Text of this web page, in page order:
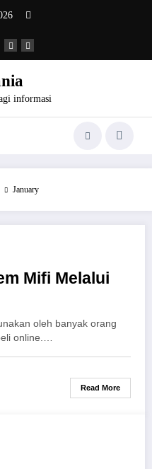
informasi
January
Mifi Melalui
oleh banyak orang
online.…
Read More